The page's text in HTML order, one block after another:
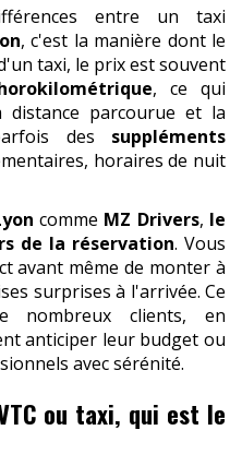
entre un taxi
, c'est la manière dont le
taxi, le prix est souvent
, ce qui
parcourue et la
des suppléments
horaires de nuit
comme MZ Drivers, le
de la réservation. Vous
avant même de monter à
surprises à l'arrivée. Ce
nombreux clients, en
anticiper leur budget ou
avec sérénité.
ou taxi, qui est le